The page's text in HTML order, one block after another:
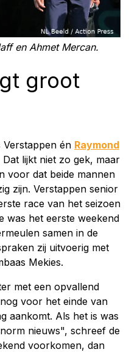
en Ahmet Mercan.
groot
én Raymond
lijkt niet zo gek, maar
voor dat beide mannen
zijn. Verstappen senior
race van het seizoen
was het eerste weekend
samen in de
zij uitvoerig met
Mekies.
met een opvallend
voor het einde van
aankomt. Als het is was
nieuws", schreef de
voorkomen, dan